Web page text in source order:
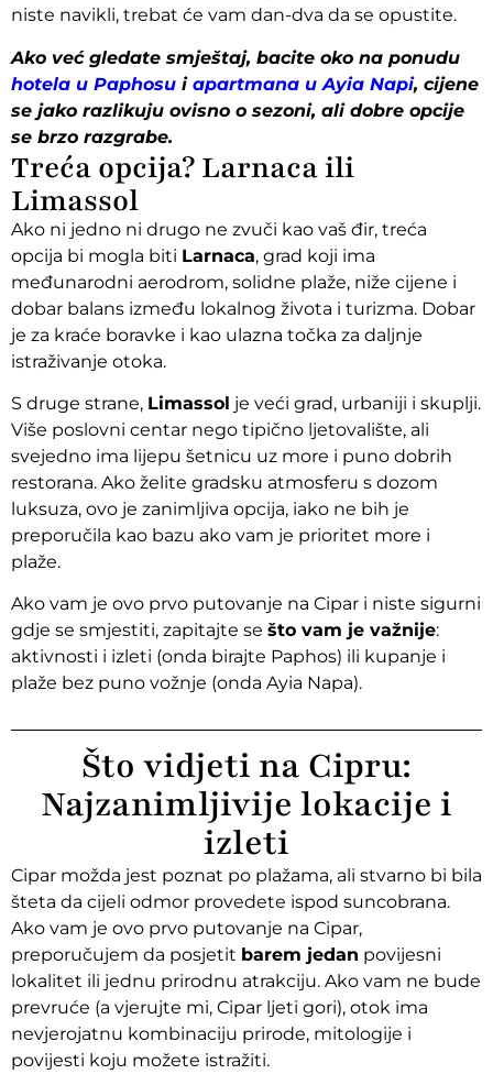
niste navikli, trebat će vam dan-dva da se opustite.
Ako već gledate smještaj, bacite oko na ponudu
hotela u Paphosu i apartmana u Ayia Napi, cijene
se jako razlikuju ovisno o sezoni, ali dobre opcije
se brzo razgrabe.
Treća opcija? Larnaca ili
Limassol
Ako ni jedno ni drugo ne zvuči kao vaš đir, treća
opcija bi mogla biti Larnaca, grad koji ima
međunarodni aerodrom, solidne plaže, niže cijene i
dobar balans između lokalnog života i turizma. Dobar
je za kraće boravke i kao ulazna točka za daljnje
istraživanje otoka.
S druge strane, Limassol je veći grad, urbaniji i skuplji.
Više poslovni centar nego tipično ljetovalište, ali
svejedno ima lijepu šetnicu uz more i puno dobrih
restorana. Ako želite gradsku atmosferu s dozom
luksuza, ovo je zanimljiva opcija, iako ne bih je
preporučila kao bazu ako vam je prioritet more i
plaže.
Ako vam je ovo prvo putovanje na Cipar i niste sigurni
gdje se smjestiti, zapitajte se što vam je važnije:
aktivnosti i izleti (onda birajte Paphos) ili kupanje i
plaže bez puno vožnje (onda Ayia Napa).
Što vidjeti na Cipru:
Najzanimljivije lokacije i
izleti
Cipar možda jest poznat po plažama, ali stvarno bi bila
šteta da cijeli odmor provedete ispod suncobrana.
Ako vam je ovo prvo putovanje na Cipar,
preporučujem da posjetit barem jedan povijesni
lokalitet ili jednu prirodnu atrakciju. Ako vam ne bude
prevruće (a vjerujte mi, Cipar ljeti gori), otok ima
nevjerojatnu kombinaciju prirode, mitologije i
povijesti koju možete istražiti.